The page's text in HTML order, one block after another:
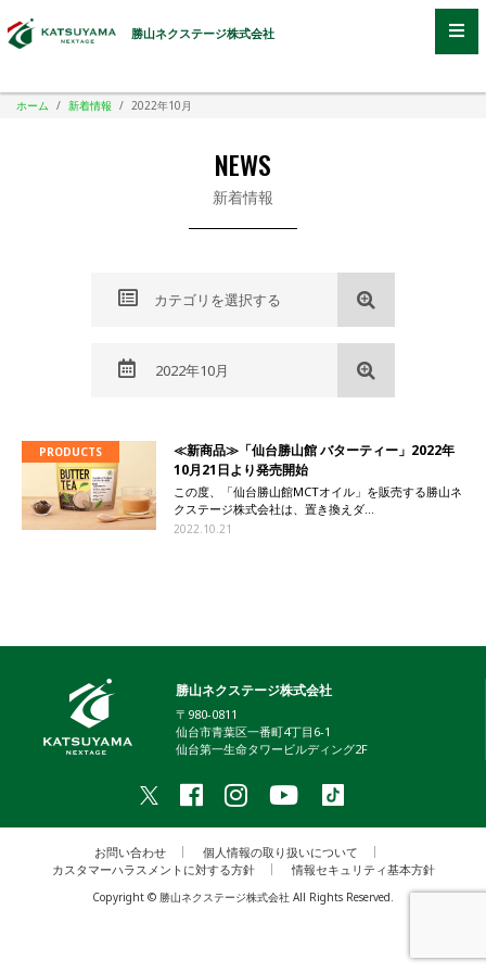
勝山ネクステージ株式会社
ホーム / 新着情報 / 2022年10月
NEWS
新着情報
カテゴリを選択する
2022年10月
PRODUCTS
≪新商品≫「仙台勝山館 バターティー」2022年
10月21日より発売開始
この度、「仙台勝山館MCTオイル」を販売する勝山ネ
クステージ株式会社は、置き換えダ...
2022.10.21
勝山ネクステージ株式会社
〒980-0811
仙台市青葉区一番町4丁目6-1
仙台第一生命タワービルディング2F
お問い合わせ
個人情報の取り扱いについて
カスタマーハラスメントに対する方針
情報セキュリティ基本方針
Copyright © 勝山ネクステージ株式会社 All Rights Reserved.